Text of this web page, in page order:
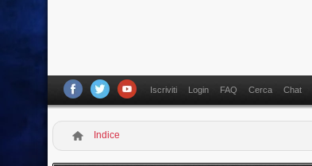
Iscriviti Login FAQ Cerca Chat
Indice